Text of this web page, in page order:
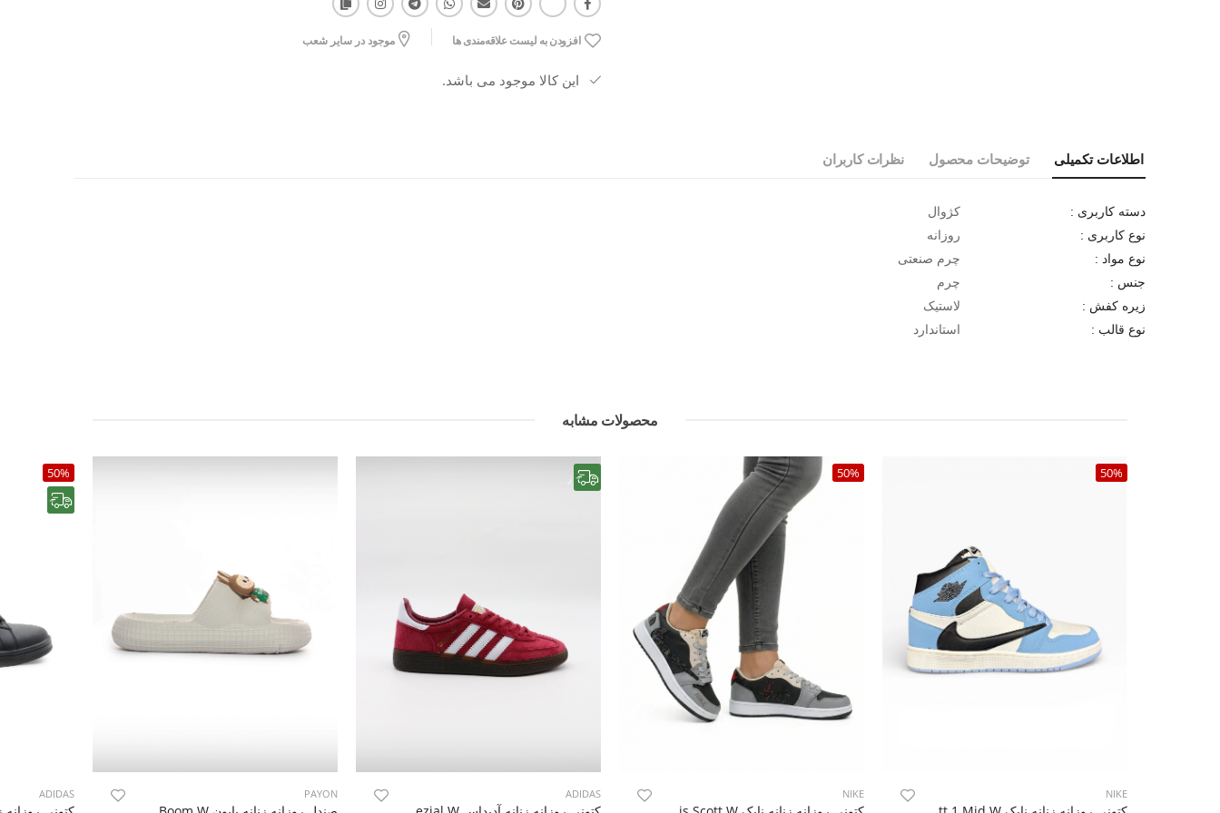
طراحی خاص و جذاب
افزودن به لیست علاقه‌مندی ها موجود در سایر شعب
این کالا موجود می باشد.
اطلاعات تکمیلی توضیحات محصول نظرات کاربران
دسته کاربری : کژوال
نوع کاربری : روزانه
نوع مواد : چرم صنعتی
جنس : چرم
زیره کفش : لاستیک
نوع قالب : استاندارد
محصولات مشابه
50%
NIKE
50%
NIKE
رایگان
ADIDAS
PAYON
50%
ADIDAS